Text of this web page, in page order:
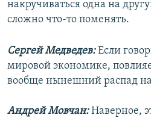
накручиваться одна на
сложно что-то поменять.
Сергей Медведев:Если
мировой экономике,
вообще нынешний распад на
Андрей Мовчан:Наверное,